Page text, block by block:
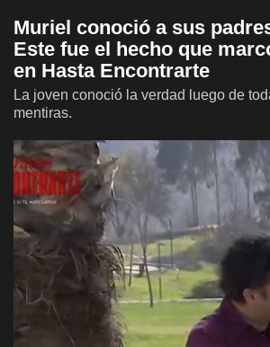
Muriel conoció a sus
Este fue el hecho que
en Hasta Encontrarte
La joven conoció la verdad luego de
mentiras.